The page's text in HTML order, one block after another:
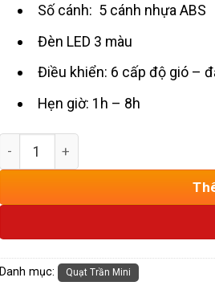
Số cánh: 5 cánh nhựa ABS
Đèn LED 3 màu
Điều khiển: 6 cấp độ gió –
Hẹn giờ: 1h – 8h
Quạt Trần Mini Cánh Ngắn 71cm
Danh mục: Quạt Trần Mini